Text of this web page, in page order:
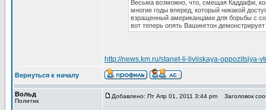
Весьма возможно, что, смещая Каддафи,
многие годы вперед, который никакой
взращенный американцами для борьбы с
вот теперь опять Вашингтон
http://news.km.ru/stanet-li-liviiskaya-oppozitsiya-
Вернуться к началу
Вольд
Политик
Добавлено: Пт Апр 01, 2011 3:44 pm Заголовок